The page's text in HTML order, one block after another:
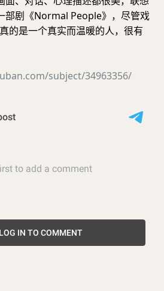
部剧《Normal People》，尽管戏
的是一个真实而温暖的人，很有
subject/34963356/